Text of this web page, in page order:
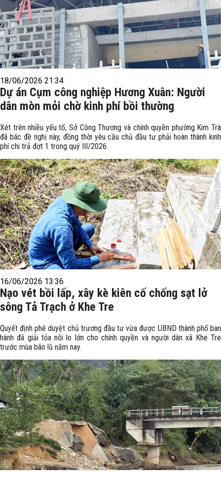
18/06/2026 21:34
Dự án Cụm công nghiệp Hương Xuân: Người
dân mòn mỏi chờ kinh phí bồi thường
Xét trên nhiều yếu tố, Sở Công Thương và chính quyền phường Kim Trà
đã bác đề nghị này, đồng thời yêu cầu chủ đầu tư phải hoàn thành kinh
phí chi trả đợt 1 trong quý III/2026.
16/06/2026 13:36
Nạo vét bồi lấp, xây kè kiên cố chống sạt lở
sông Tả Trạch ở Khe Tre
Quyết định phê duyệt chủ trương đầu tư vừa được UBND thành phố ban
hành đã giải tỏa nỗi lo lớn cho chính quyền và người dân xã Khe Tre
trước mùa bão lũ năm nay.